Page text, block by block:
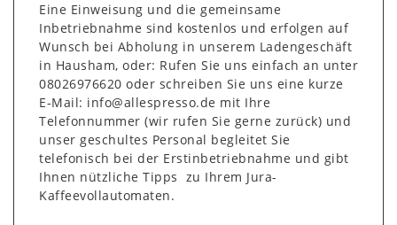
Eine Einweisung und die gemeinsame
Inbetriebnahme sind kostenlos und erfolgen auf
Wunsch bei Abholung in unserem Ladengeschäft
in Hausham, oder: Rufen Sie uns einfach an unter
08026976620 oder schreiben Sie uns eine kurze
E-Mail: info@allespresso.de mit Ihre
Telefonnummer (wir rufen Sie gerne zurück) und
unser geschultes Personal begleitet Sie
telefonisch bei der Erstinbetriebnahme und gibt
Ihnen nützliche Tipps zu Ihrem Jura-
Kaffeevollautomaten.